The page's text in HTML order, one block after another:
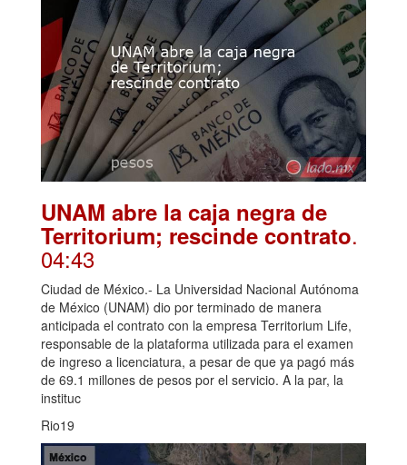
UNAM abre la caja negra de
Territorium; rescinde contrato.
04:43
Ciudad de México.- La Universidad Nacional Autónoma
de México (UNAM) dio por terminado de manera
anticipada el contrato con la empresa Territorium Life,
responsable de la plataforma utilizada para el examen
de ingreso a licenciatura, a pesar de que ya pagó más
de 69.1 millones de pesos por el servicio. A la par, la
instituc
Rio19